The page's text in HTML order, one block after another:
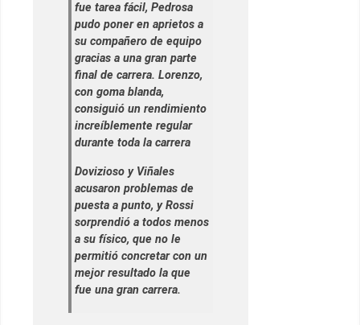
fue tarea fácil, Pedrosa
pudo poner en aprietos a
su compañero de equipo
gracias a una gran parte
final de carrera. Lorenzo,
con goma blanda,
consiguió un rendimiento
increíblemente regular
durante toda la carrera
Dovizioso y Viñales
acusaron problemas de
puesta a punto, y Rossi
sorprendió a todos menos
a su físico, que no le
permitió concretar con un
mejor resultado la que
fue una gran carrera.